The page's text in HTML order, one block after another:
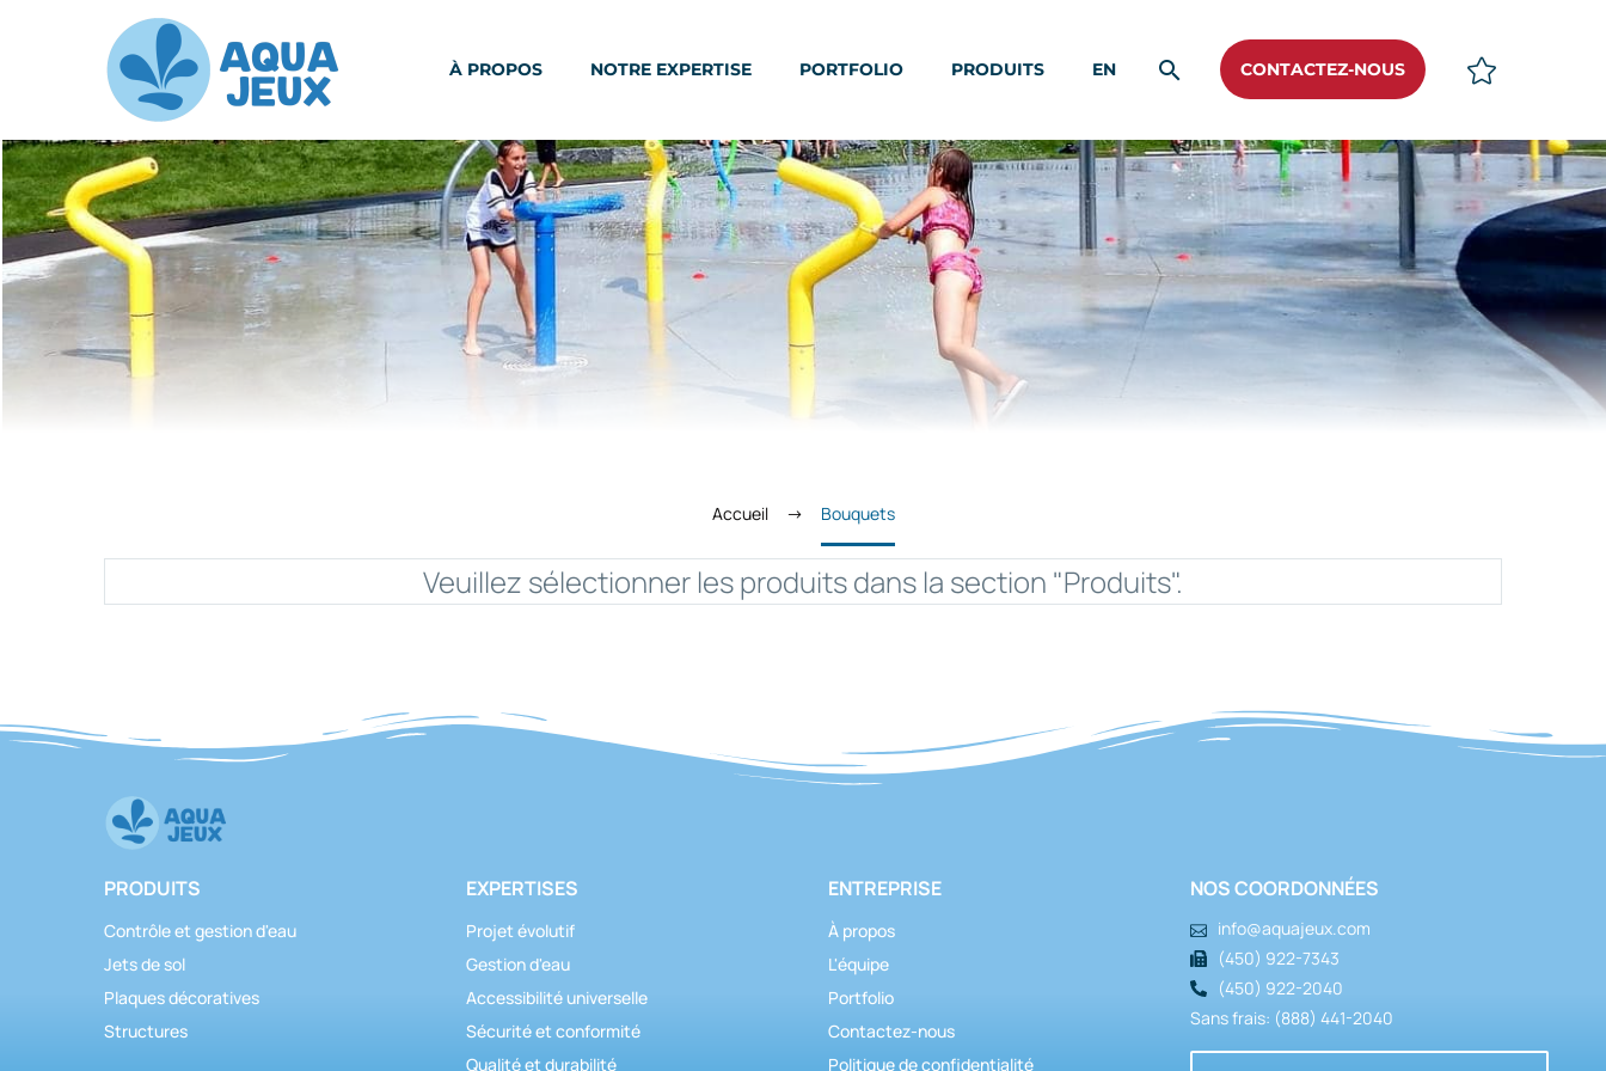
À PROPOS NOTRE EXPERTISE PORTFOLIO PRODUITS EN CONTACTEZ-NOUS
Accueil Bouquets
Veuillez sélectionner les produits dans la section "Produits".
PRODUITS
Contrôle et gestion d'eau
Jets de sol
Plaques décoratives
Structures
EXPERTISES
Projet évolutif
Gestion d'eau
Accessibilité universelle
Sécurité et conformité
Qualité et durabilité
ENTREPRISE
À propos
L'équipe
Portfolio
Contactez-nous
Politique de confidentialité
NOS COORDONNÉES
info@aquajeux.com
(450) 922-7343
(450) 922-2040
Sans frais: (888) 441-2040